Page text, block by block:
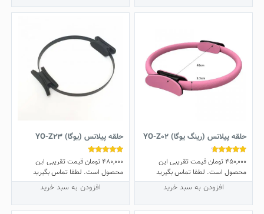
حلقه پیلاتس (رینگ یوگا) YO-Z02
نمره
4.50
از 5
450,000 تومانقیمت تقریبی این
محصول است. لطفا تماس بگیرید
افزودن به سبد خرید
حلقه پیلاتس (یوگا) YO-Z23
نمره
5.00
از 5
480,000 تومانقیمت تقریبی این
محصول است. لطفا تماس بگیرید
افزودن به سبد خرید